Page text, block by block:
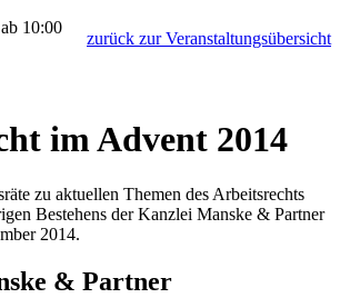
zurück zur Veranstaltungsübersicht
10:00
im Advent 2014
zu aktuellen Themen des Arbeitsrechts
Bestehens der Kanzlei Manske & Partner
2014.
& Partner